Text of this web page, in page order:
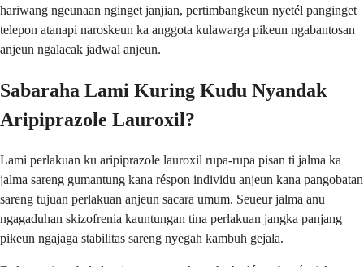
hariwang ngeunaan nginget janjian, pertimbangkeun nyetél panginget
telepon atanapi naroskeun ka anggota kulawarga pikeun ngabantosan
anjeun ngalacak jadwal anjeun.
Sabaraha Lami Kuring Kudu Nyandak
Aripiprazole Lauroxil?
Lami perlakuan ku aripiprazole lauroxil rupa-rupa pisan ti jalma ka
jalma sareng gumantung kana réspon individu anjeun kana pangobatan
sareng tujuan perlakuan anjeun sacara umum. Seueur jalma anu
ngagaduhan skizofrenia kauntungan tina perlakuan jangka panjang
pikeun ngajaga stabilitas sareng nyegah kambuh gejala.